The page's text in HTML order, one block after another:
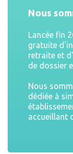
Nous
Lancée fin
gratuite
retraite et
de dossier
Nous
dédiée à
accueillant